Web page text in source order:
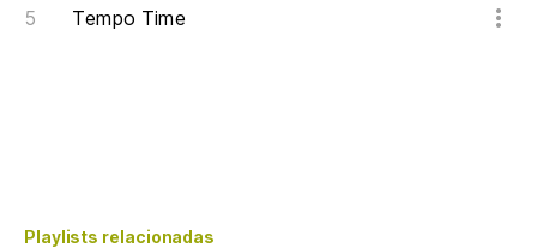
Tempo Time
Playlists relacionadas